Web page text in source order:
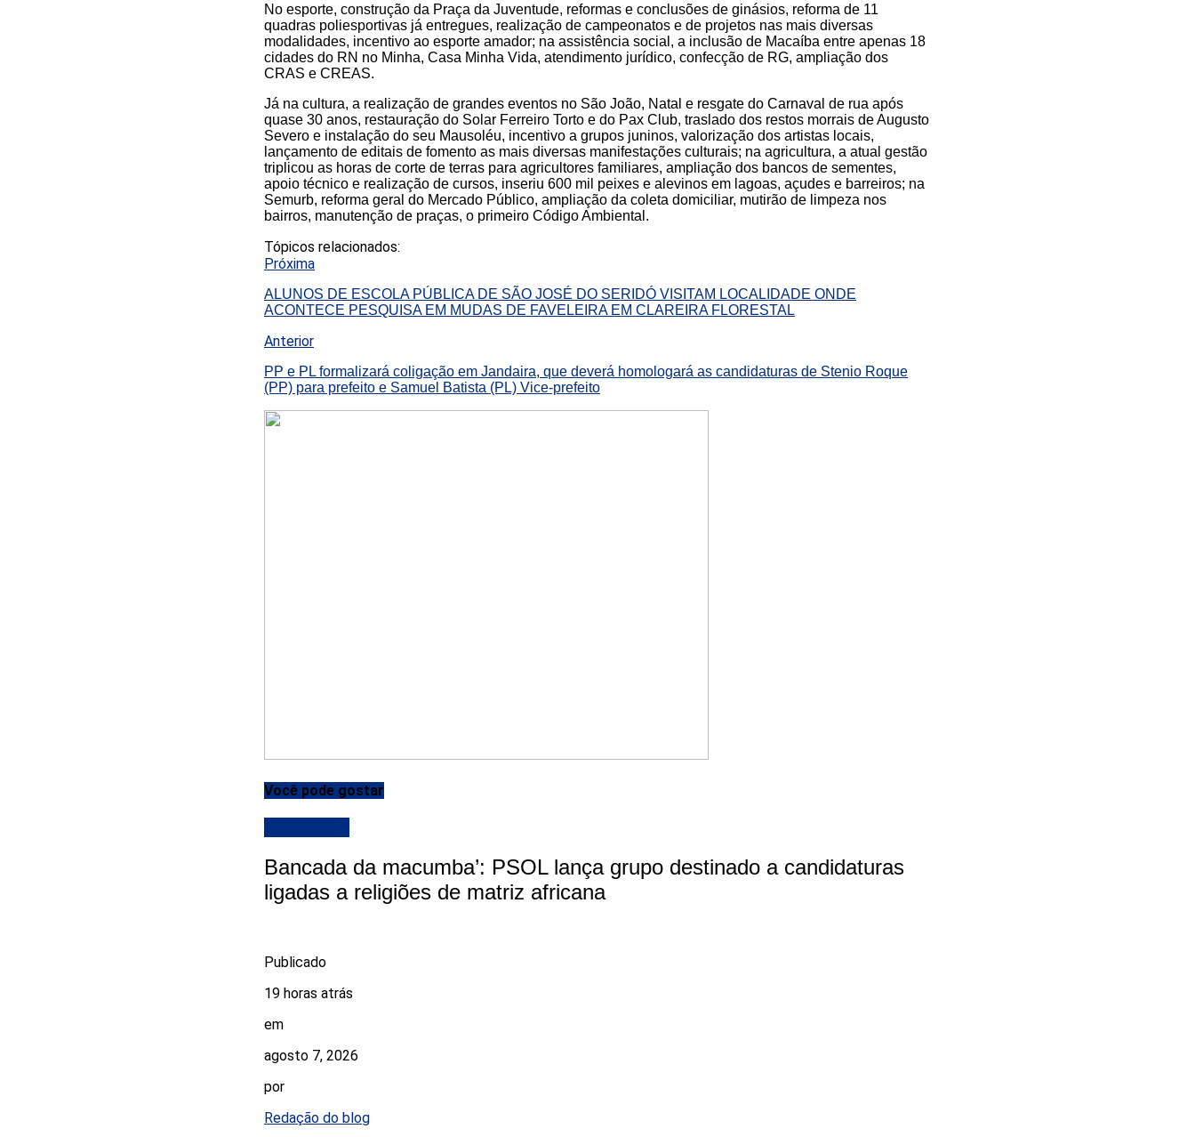
No esporte, construção da Praça da Juventude, reformas e conclusões de ginásios, reforma de 11
quadras poliesportivas já entregues, realização de campeonatos e de projetos nas mais diversas
modalidades, incentivo ao esporte amador; na assistência social, a inclusão de Macaíba entre apenas 18
cidades do RN no Minha, Casa Minha Vida, atendimento jurídico, confecção de RG, ampliação dos
CRAS e CREAS.
Já na cultura, a realização de grandes eventos no São João, Natal e resgate do Carnaval de rua após
quase 30 anos, restauração do Solar Ferreiro Torto e do Pax Club, traslado dos restos morrais de Augusto
Severo e instalação do seu Mausoléu, incentivo a grupos juninos, valorização dos artistas locais,
lançamento de editais de fomento as mais diversas manifestações culturais; na agricultura, a atual gestão
triplicou as horas de corte de terras para agricultores familiares, ampliação dos bancos de sementes,
apoio técnico e realização de cursos, inseriu 600 mil peixes e alevinos em lagoas, açudes e barreiros; na
Semurb, reforma geral do Mercado Público, ampliação da coleta domiciliar, mutirão de limpeza nos
bairros, manutenção de praças, o primeiro Código Ambiental.
Tópicos relacionados:
Próxima
ALUNOS DE ESCOLA PÚBLICA DE SÃO JOSÉ DO SERIDÓ VISITAM LOCALIDADE ONDE
ACONTECE PESQUISA EM MUDAS DE FAVELEIRA EM CLAREIRA FLORESTAL
Anterior
PP e PL formalizará coligação em Jandaira, que deverá homologará as candidaturas de Stenio Roque
(PP) para prefeito e Samuel Batista (PL) Vice-prefeito
Você pode gostar
Bancada da macumba’: PSOL lança grupo destinado a candidaturas
ligadas a religiões de matriz africana
Publicado
19 horas atrás
em
agosto 7, 2026
por
Redação do blog